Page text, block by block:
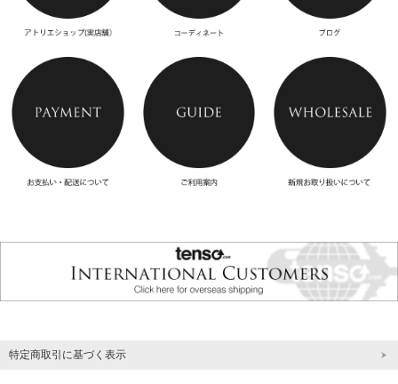
特定商取引に基づく表示